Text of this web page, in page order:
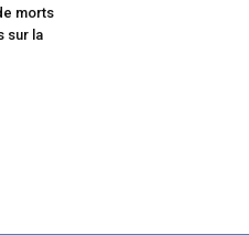
morts
sur la